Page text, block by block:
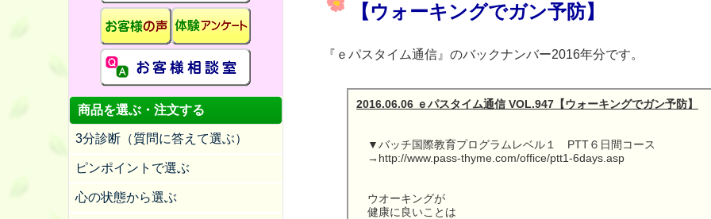
商品を選ぶ・注文する
3分診断（質問に答えて選ぶ）
ピンポイントで選ぶ
心の状態から選ぶ
【ウォーキングでガン予防】
『ｅパスタイム通信』のバックナンバー2016年分です。
2016.06.06 ｅパスタイム通信 VOL.947【ウォーキングでガン予防】
▼バッチ国際教育プログラムレベル１ PTT６日間コース
→http://www.pass-thyme.com/office/ptt1-6days.asp
ウオーキングが
健康に良いことは